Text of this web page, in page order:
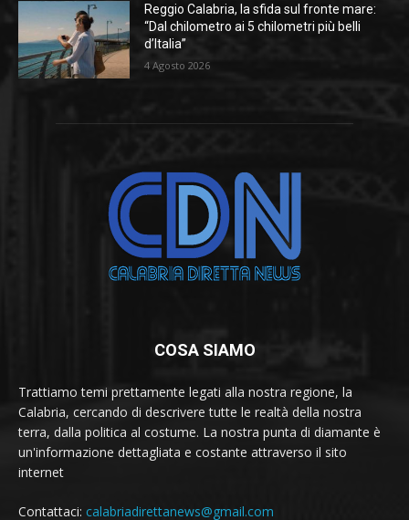
Reggio Calabria, la sfida sul fronte mare:
“Dal chilometro ai 5 chilometri più belli
d’Italia”
4 Agosto 2026
COSA SIAMO
Trattiamo temi prettamente legati alla nostra regione, la
Calabria, cercando di descrivere tutte le realtà della nostra
terra, dalla politica al costume. La nostra punta di diamante è
un'informazione dettagliata e costante attraverso il sito
internet
Contattaci: calabriadirettanews@gmail.com